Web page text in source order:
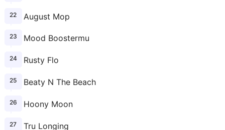
August Mop
Mood Boostermu
Rusty Flo
Beaty N The Beach
Hoony Moon
Tru Longing